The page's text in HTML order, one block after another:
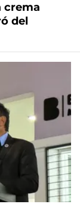
crema
del